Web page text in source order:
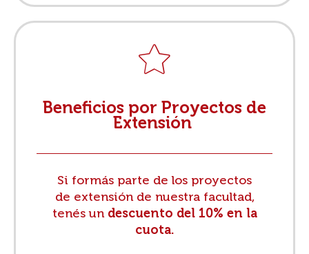
Beneficios por Proyectos de
Extensión
Si formás parte de los proyectos
de extensión de nuestra facultad,
tenés un descuento del 10% en la
cuota.